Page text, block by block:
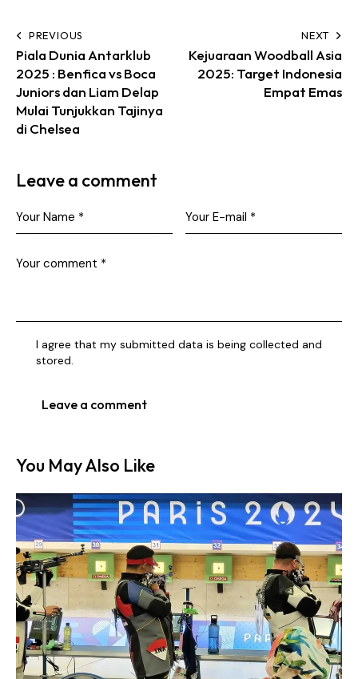
PREVIOUS
Piala Dunia Antarklub
2025 : Benfica vs Boca
Juniors dan Liam Delap
Mulai Tunjukkan Tajinya
di Chelsea
NEXT
Kejuaraan Woodball Asia
2025: Target Indonesia
Empat Emas
Leave a comment
I agree that my submitted data is being collected and
stored.
You May Also Like